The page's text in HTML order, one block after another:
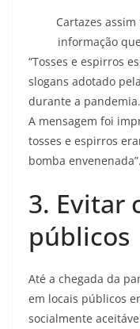
Cartazes
informação
“Tosses e espirros
slogans adotado
durante a pandemia.
A mensagem foi
tosses e espirros
bomba envenenada”.
3. Evitar
públicos
Até a chegada da
em locais públicos
socialmente